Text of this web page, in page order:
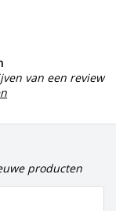
van een review
producten